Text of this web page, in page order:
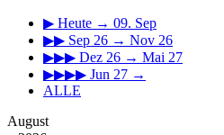
▶ Heute → 09. Sep
▶▶ Sep 26 → Nov 26
▶▶▶ Dez 26 → Mai 27
▶▶▶▶ Jun 27 →
ALLE
August